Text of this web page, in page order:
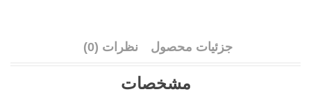
جزئیات محصول نظرات (0)
مشخصات